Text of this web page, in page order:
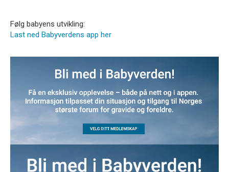
Følg babyens utvikling:
Last ned Babyverdens app her